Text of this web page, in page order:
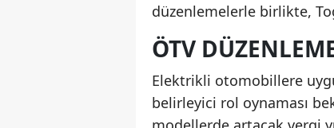
düzenlemelerle birlikte,
ÖTV
Elektrikli otomobillere
belirleyici rol oynaması